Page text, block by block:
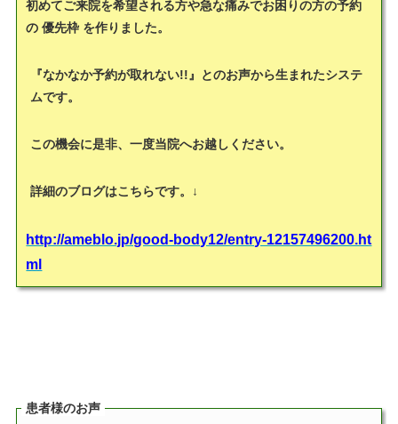
初めてご来院を希望される方や急な痛みでお困りの方の予約
の 優先枠 を作りました。
『なかなか予約が取れない!!』とのお声から生まれたシステ
ムです。
この機会に是非、一度当院へお越しください。
詳細のブログはこちらです。↓
http://ameblo.jp/good-body12/entry-12157496200.ht
ml
患者様のお声